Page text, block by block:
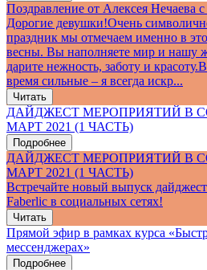
Поздравление от Алексея Нечаева
Дорогие девушки!Очень
праздник мы отмечаем именно в
весны. Вы наполняете мир и нашу
дарите нежность, заботу и
время сильные – я всегда искр...
Читать
ДАЙДЖЕСТ МЕРОПРИЯТИЙ В
МАРТ 2021 (1 ЧАСТЬ)
Подробнее
ДАЙДЖЕСТ МЕРОПРИЯТИЙ В
МАРТ 2021 (1 ЧАСТЬ)
Встречайте новый выпуск
Faberlic в социальных сетях!
Читать
Прямой эфир в рамках курса
мессенджерах»
Подробнее